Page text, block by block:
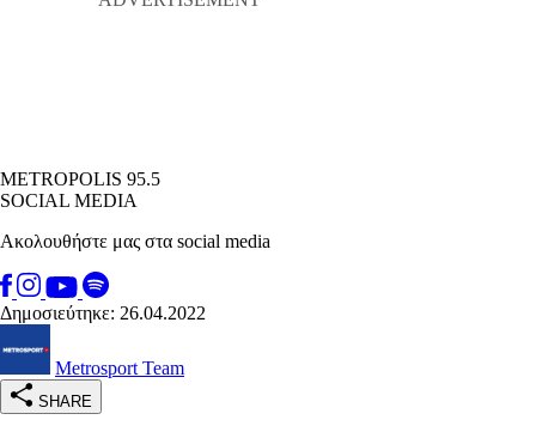
METROPOLIS 95.5
SOCIAL MEDIA
Ακολουθήστε μας στα social media
Δημοσιεύτηκε: 26.04.2022
Metrosport Team
SHARE